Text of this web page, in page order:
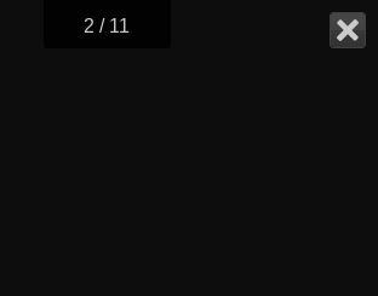
2 / 11